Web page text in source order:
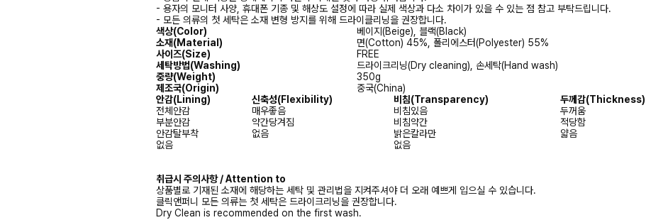
- 용자의 모니터 사양, 휴대폰 기종 및 해상도 설정에 따라 실제 색상과 다소 차이가 있을 수 있는 점 참고 부탁드립니다.
- 모든 의류의 첫 세탁은 소재 변형 방지를 위해 드라이클리닝을 권장합니다.
색상(Color)
베이지(Beige), 블랙(Black)
소재(Material)
면(Cotton) 45%, 폴리에스터(Polyester) 55%
사이즈(Size)
FREE
세탁방법(Washing)
드라이크리닝(Dry cleaning), 손세탁(Hand wash)
중량(Weight)
350g
제조국(Origin)
중국(China)
안감(Lining) 신축성(Flexibility) 비침(Transparency) 두께감(Thickness)
전체안감
매우좋음 비침있음 두꺼움
부분안감
약간당겨짐 비침약간 적당함
안감탈부착
없음 밝은칼라만 얇음
없음
없음
취급시 주의사항 / Attention to
상품별로 기재된 소재에 해당하는 세탁 및 관리법을 지켜주셔야 더 오래 예쁘게 입으실 수 있습니다.
클릭앤퍼니 모든 의류는 첫 세탁은 드라이크리닝을 권장합니다.
Dry Clean is recommended on the first wash.